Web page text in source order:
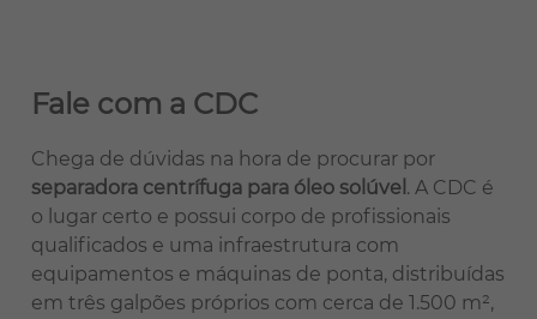
Fale com a CDC
Chega de dúvidas na hora de procurar por
separadora centrífuga para óleo solúvel . A CDC é
o lugar certo e possui corpo de profissionais
qualificados e uma infraestrutura com
equipamentos e máquinas de ponta, distribuídas
em três galpões próprios com cerca de 1.500 m²,